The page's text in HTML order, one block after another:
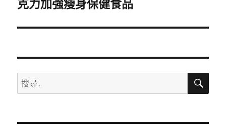
文
克力加強瘦身保健食品
搜
尋
鍵
搜